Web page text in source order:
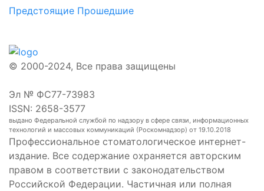
Предстоящие Прошедшие
© 2000-2024, Все права защищены
Эл № ФС77-73983
ISSN: 2658-3577
выдано Федеральной службой по надзору в сфере связи, информационных
технологий и массовых коммуникаций (Роскомнадзор) от 19.10.2018
Профессиональное стоматологическое интернет-
издание. Все содержание охраняется авторским
правом в соответствии с законодательством
Российской Федерации. Частичная или полная